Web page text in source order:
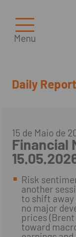
Menu
Daily Report
15 de Maio de
Financial
Risk
another
to shift
no major
prices
toward